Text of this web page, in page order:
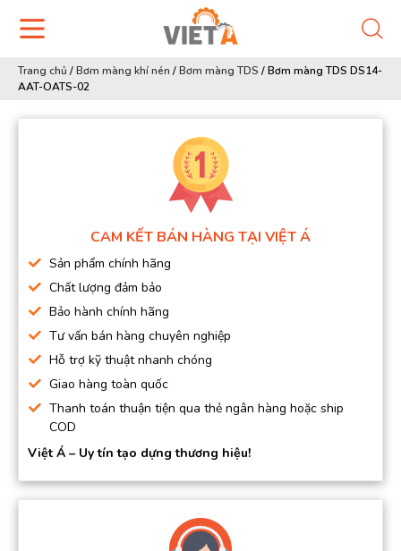
Trang chủ /Bơm màng khí nén /Bơm màng TDS /Bơm màng TDS DS14-
AAT-OATS-02
CAM KẾT BÁN HÀNG TẠI VIỆT Á
Sản phẩm chính hãng
Chất lượng đảm bảo
Bảo hành chính hãng
Tư vấn bán hàng chuyên nghiệp
Hỗ trợ kỹ thuật nhanh chóng
Giao hàng toàn quốc
Thanh toán thuận tiện qua thẻ ngân hàng hoặc ship
COD
Việt Á – Uy tín tạo dựng thương hiệu!